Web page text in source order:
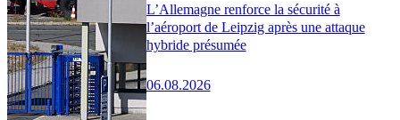
L’Allemagne renforce la sécurité à
l’aéroport de Leipzig après une attaque
hybride présumée
06.08.2026